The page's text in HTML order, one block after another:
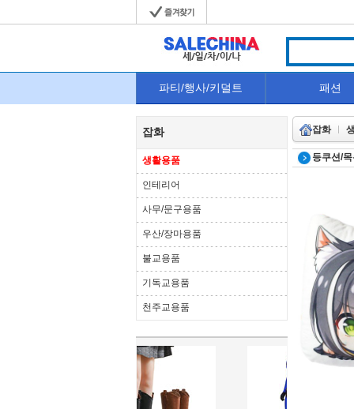
파티/행사/키덜트 패션
잡화
생활용품
인테리어
사무/문구용품
우산/장마용품
불교용품
기독교용품
천주교용품
잡화
등쿠션/